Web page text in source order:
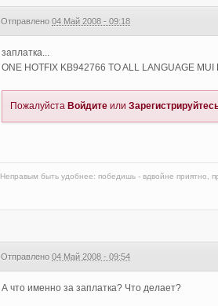
Отправлено04 Май 2008 - 09:18
заплатка...
ONE HOTFIX KB942766 TO ALL LANGUAGE MUI
Пожалуйста Войдите или
Неправым быть удобнее: победишь - вдвойне приятно,
Отправлено04 Май 2008 - 09:54
А что именно за заплатка? Что делает?